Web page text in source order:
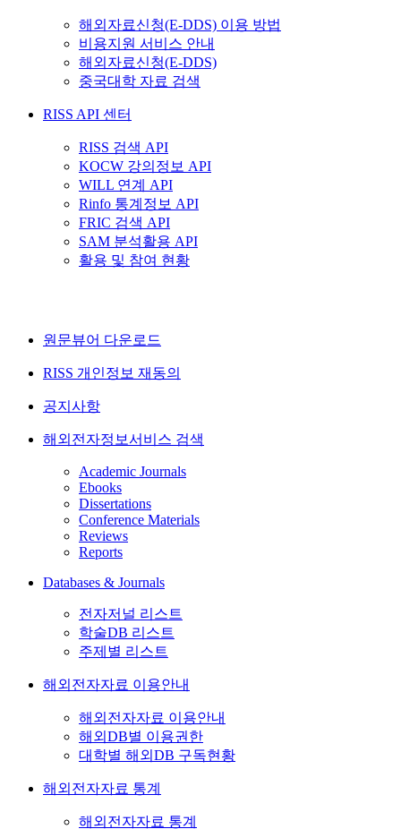
해외자료신청(E-DDS) 이용 방법
비용지원 서비스 안내
해외자료신청(E-DDS)
중국대학 자료 검색
RISS API 센터
RISS 검색 API
KOCW 강의정보 API
WILL 연계 API
Rinfo 통계정보 API
FRIC 검색 API
SAM 분석활용 API
활용 및 참여 현황
원문뷰어 다운로드
RISS 개인정보 재동의
공지사항
해외전자정보서비스 검색
Academic Journals
Ebooks
Dissertations
Conference Materials
Reviews
Reports
Databases & Journals
전자저널 리스트
학술DB 리스트
주제별 리스트
해외전자자료 이용안내
해외전자자료 이용안내
해외DB별 이용권한
대학별 해외DB 구독현황
해외전자자료 통계
해외전자자료 통계